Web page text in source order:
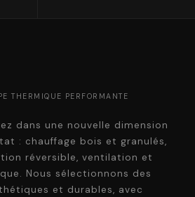
THERMIQUE PERFORMANTE
dans une nouvelle dimension
: chauffage bois et granulés,
réversible, ventilation et
Nous sélectionnons des
et durables, avec